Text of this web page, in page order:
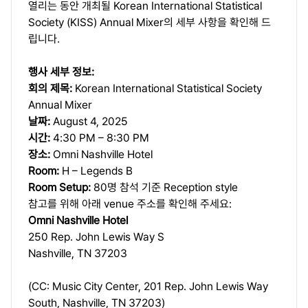
열리는 동안 개최될 Korean International Statistical
Society (KISS) Annual Mixer의 세부 사항을 확인해 드
립니다.
행사 세부 정보:
회의 제목: Korean International Statistical Society
Annual Mixer
날짜: August 4, 2025
시간: 4:30 PM – 8:30 PM
장소: Omni Nashville Hotel
Room: H – Legends B
Room Setup: 80명 참석 기준 Reception style
참고를 위해 아래 venue 주소를 확인해 주세요:
Omni Nashville Hotel
250 Rep. John Lewis Way S
Nashville, TN 37203
(CC: Music City Center, 201 Rep. John Lewis Way
South, Nashville, TN 37203)